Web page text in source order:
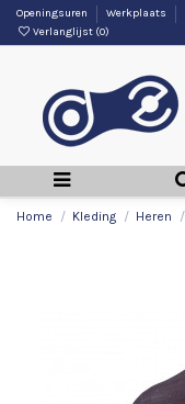
Openingsuren Werkplaats
Verlanglijst (0)
Home Kleding Heren